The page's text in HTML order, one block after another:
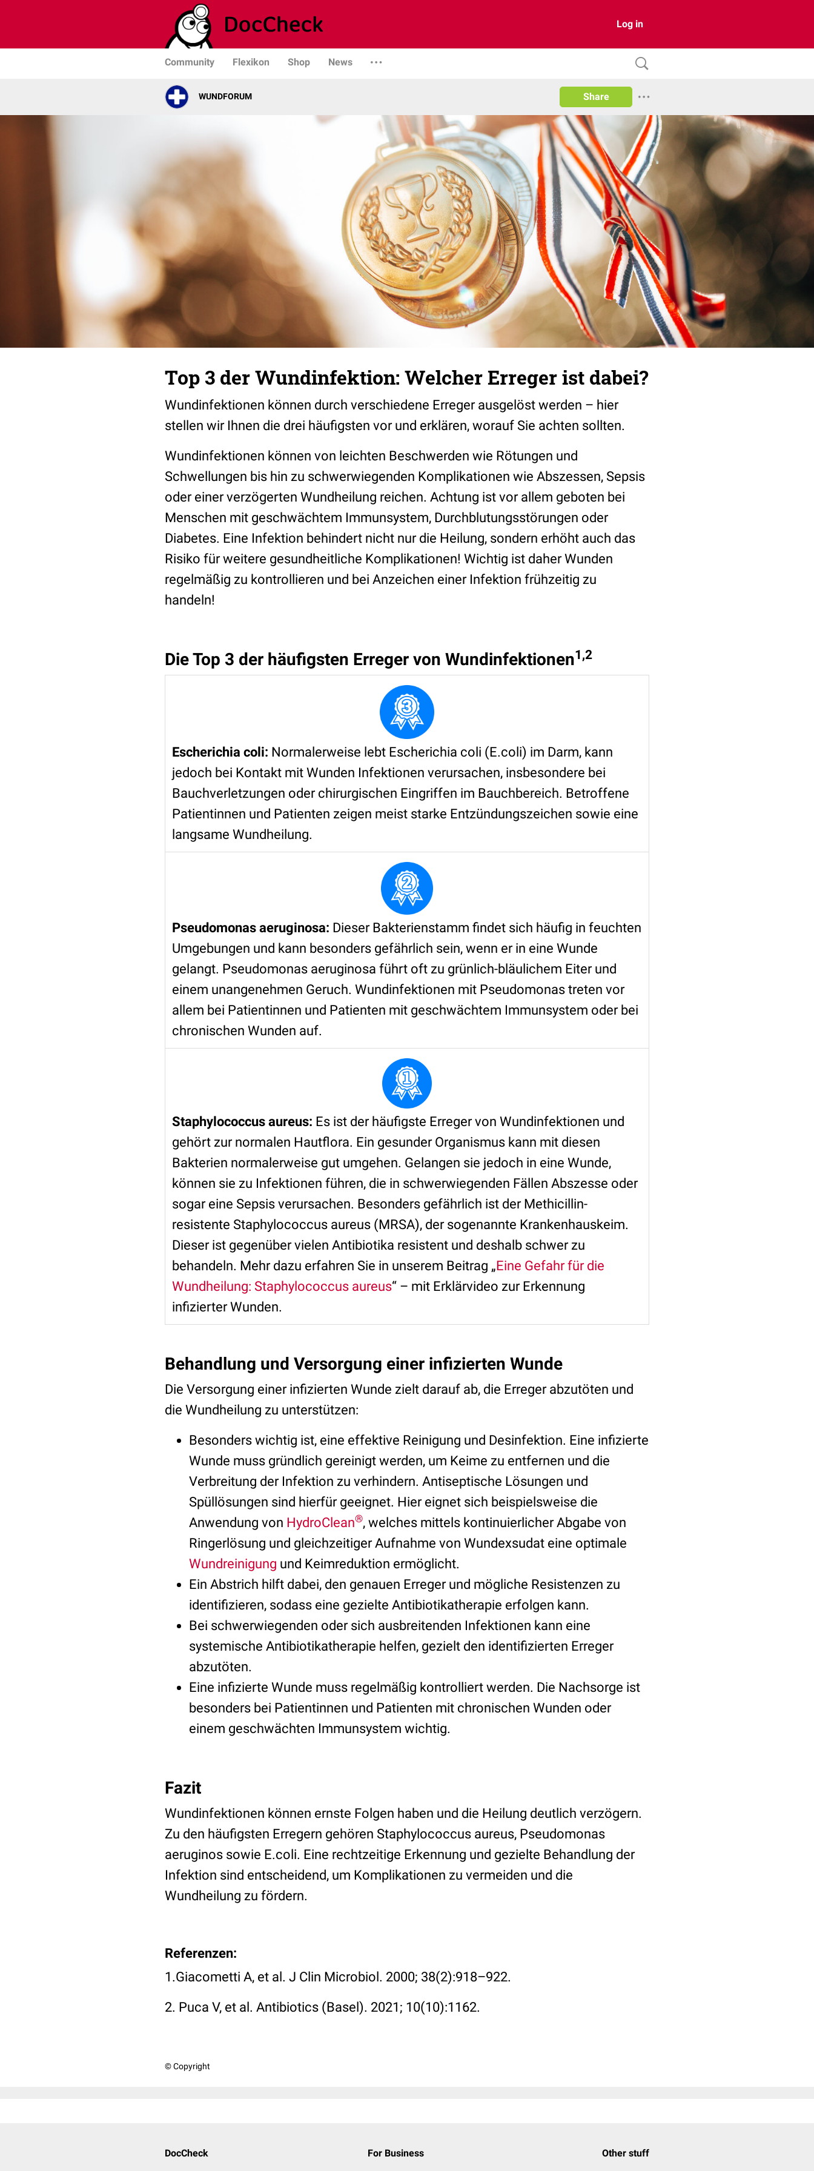
Log in
Community Flexikon Shop News
WUNDFORUM Share
Top 3 der Wundinfektion: Welcher Erreger ist dabei?
Wundinfektionen können durch verschiedene Erreger ausgelöst werden – hier
stellen wir Ihnen die drei häufigsten vor und erklären, worauf Sie achten sollten.
Wundinfektionen können von leichten Beschwerden wie Rötungen und
Schwellungen bis hin zu schwerwiegenden Komplikationen wie Abszessen, Sepsis
oder einer verzögerten Wundheilung reichen. Achtung ist vor allem geboten bei
Menschen mit geschwächtem Immunsystem, Durchblutungsstörungen oder
Diabetes. Eine Infektion behindert nicht nur die Heilung, sondern erhöht auch das
Risiko für weitere gesundheitliche Komplikationen! Wichtig ist daher Wunden
regelmäßig zu kontrollieren und bei Anzeichen einer Infektion frühzeitig zu
handeln!
Die Top 3 der häufigsten Erreger von Wundinfektionen1,2
Escherichia coli: Normalerweise lebt Escherichia coli (E.coli) im Darm, kann
jedoch bei Kontakt mit Wunden Infektionen verursachen, insbesondere bei
Bauchverletzungen oder chirurgischen Eingriffen im Bauchbereich. Betroffene
Patientinnen und Patienten zeigen meist starke Entzündungszeichen sowie eine
langsame Wundheilung.
Pseudomonas aeruginosa: Dieser Bakterienstamm findet sich häufig in feuchten
Umgebungen und kann besonders gefährlich sein, wenn er in eine Wunde
gelangt. Pseudomonas aeruginosa führt oft zu grünlich-bläulichem Eiter und
einem unangenehmen Geruch. Wundinfektionen mit Pseudomonas treten vor
allem bei Patientinnen und Patienten mit geschwächtem Immunsystem oder bei
chronischen Wunden auf.
Staphylococcus aureus: Es ist der häufigste Erreger von Wundinfektionen und
gehört zur normalen Hautflora. Ein gesunder Organismus kann mit diesen
Bakterien normalerweise gut umgehen. Gelangen sie jedoch in eine Wunde,
können sie zu Infektionen führen, die in schwerwiegenden Fällen Abszesse oder
sogar eine Sepsis verursachen. Besonders gefährlich ist der Methicillin-
resistente Staphylococcus aureus (MRSA), der sogenannte Krankenhauskeim.
Dieser ist gegenüber vielen Antibiotika resistent und deshalb schwer zu
behandeln. Mehr dazu erfahren Sie in unserem Beitrag „Eine Gefahr für die
Wundheilung: Staphylococcus aureus“ – mit Erklärvideo zur Erkennung
infizierter Wunden.
Behandlung und Versorgung einer infizierten Wunde
Die Versorgung einer infizierten Wunde zielt darauf ab, die Erreger abzutöten und
die Wundheilung zu unterstützen:
Besonders wichtig ist, eine effektive Reinigung und Desinfektion. Eine infizierte
Wunde muss gründlich gereinigt werden, um Keime zu entfernen und die
Verbreitung der Infektion zu verhindern. Antiseptische Lösungen und
Spüllösungen sind hierfür geeignet. Hier eignet sich beispielsweise die
Anwendung von HydroClean®, welches mittels kontinuierlicher Abgabe von
Ringerlösung und gleichzeitiger Aufnahme von Wundexsudat eine optimale
Wundreinigung und Keimreduktion ermöglicht.
Ein Abstrich hilft dabei, den genauen Erreger und mögliche Resistenzen zu
identifizieren, sodass eine gezielte Antibiotikatherapie erfolgen kann.
Bei schwerwiegenden oder sich ausbreitenden Infektionen kann eine
systemische Antibiotikatherapie helfen, gezielt den identifizierten Erreger
abzutöten.
Eine infizierte Wunde muss regelmäßig kontrolliert werden. Die Nachsorge ist
besonders bei Patientinnen und Patienten mit chronischen Wunden oder
einem geschwächten Immunsystem wichtig.
Fazit
Wundinfektionen können ernste Folgen haben und die Heilung deutlich verzögern.
Zu den häufigsten Erregern gehören Staphylococcus aureus, Pseudomonas
aeruginos sowie E.coli. Eine rechtzeitige Erkennung und gezielte Behandlung der
Infektion sind entscheidend, um Komplikationen zu vermeiden und die
Wundheilung zu fördern.
Referenzen:
1.Giacometti A, et al. J Clin Microbiol. 2000; 38(2):918–922.
2. Puca V, et al. Antibiotics (Basel). 2021; 10(10):1162.
© Copyright
DocCheck For Business Other stuff